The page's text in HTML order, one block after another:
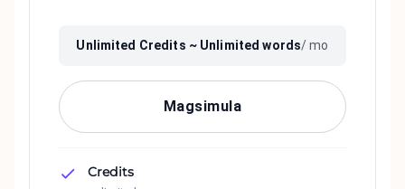
Unlimited Credits ~ Unlimited words/ mo
Magsimula
Credits